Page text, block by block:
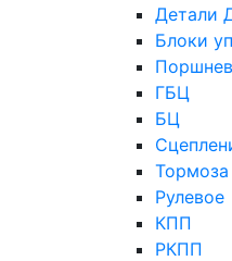
Детали
Блоки
ГБЦ
БЦ
Тормоза
Рулевое
КПП
РКПП